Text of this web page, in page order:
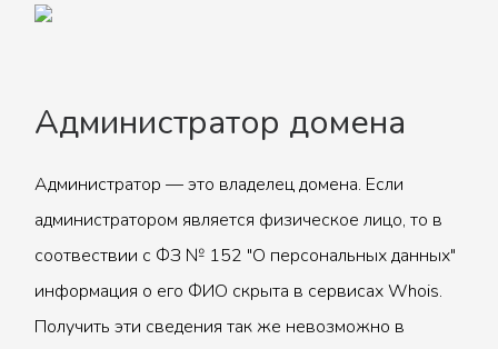
Администратор домена
Администратор — это владелец домена. Если
администратором является физическое лицо, то в
соотвествии с ФЗ № 152 "О персональных данных"
информация о его ФИО скрыта в сервисах Whois.
Получить эти сведения так же невозможно в